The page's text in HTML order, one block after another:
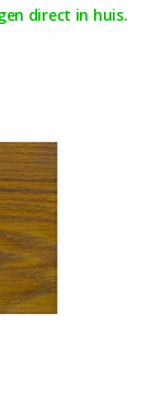
direct in huis.